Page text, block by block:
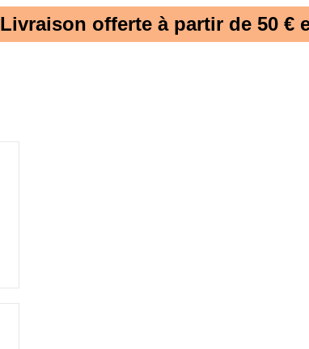
Livraison offerte à partir de 50 €